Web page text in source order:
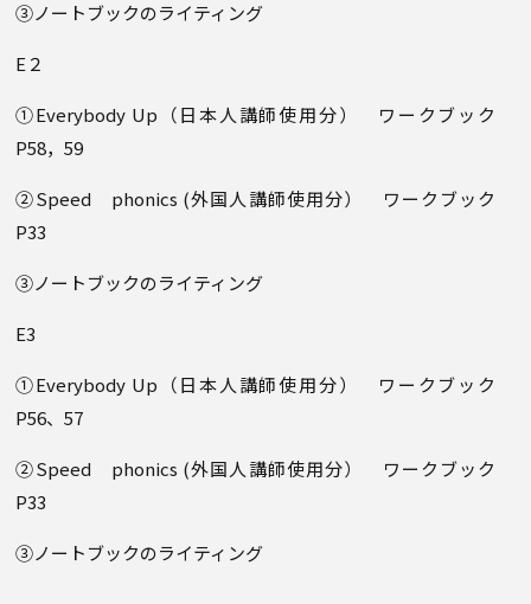
③ノートブックのライティング
E２
①Everybody Up（日本人講師使用分） ワークブック
P58，59
②Speed phonics (外国人講師使用分） ワークブック
P33
③ノートブックのライティング
E3
①Everybody Up（日本人講師使用分） ワークブック
P56、57
②Speed phonics (外国人講師使用分） ワークブック
P33
③ノートブックのライティング